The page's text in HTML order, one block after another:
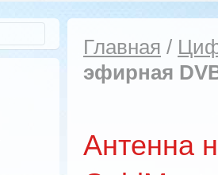
Главная /
эфирная
Антенна